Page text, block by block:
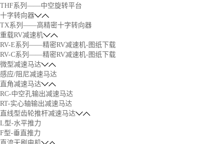
THF系列——中空旋转平台
十字转向器
TX系列——高精密十字转向器
重载RV减速机
RV-E系列——精密RV减速机-图纸下载
RV-C系列——精密RV减速机-图纸下载
微型减速马达
感应/阻尼减速马达
直角减速马达
RC-中空孔输出减速马达
RT-实心轴输出减速马达
直线型齿轮推杆减速马达
L型-水平推力
F型-垂直推力